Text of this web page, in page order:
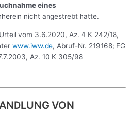
eines
nicht angestrebt hatte.
vom 3.6.2020, Az. 4 K 242/18,
www.iww.de, Abruf-Nr. 219168; FG
Az. 10 K 305/98
VON